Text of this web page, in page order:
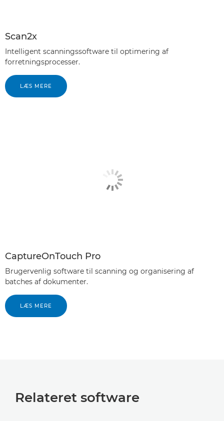
Scan2x
Intelligent scanningssoftware til optimering af
forretningsprocesser.
LÆS MERE
CaptureOnTouch Pro
Brugervenlig software til scanning og organisering af
batches af dokumenter.
LÆS MERE
Relateret software